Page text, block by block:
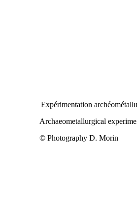
Expérimentation
Archaeometallurgical
© Photography D. Morin